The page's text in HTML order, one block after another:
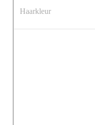
Haarkleur